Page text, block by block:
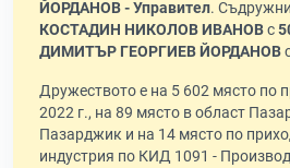
ЙОРДАНОВ - Управител.
КОСТАДИН НИКОЛОВ ИВАНОВс
ДИМИТЪР ГЕОРГИЕВ ЙОРДАНОВ
Дружеството е на 5 602 място по
2022 г., на 89 място в област
Пазарджик и на 14 място по
индустрия по КИД 1091 -